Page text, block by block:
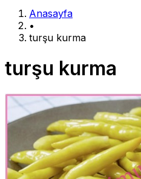
Anasayfa
•
turşu kurma
turşu kurma